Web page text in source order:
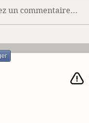
un commentaire...